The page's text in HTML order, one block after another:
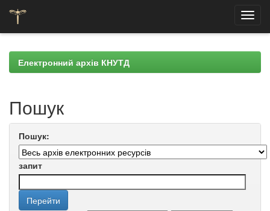
navigationЕлектронний архів КНУТД
Пошук
Пошук:
запит